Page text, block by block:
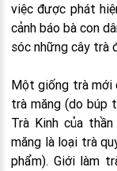
việc được phát
cảnh báo bà con
sóc những cây trà
Một giống trà mới
trà măng (do búp
Trà Kinh của
măng là loại trà
phẩm). Giới làm